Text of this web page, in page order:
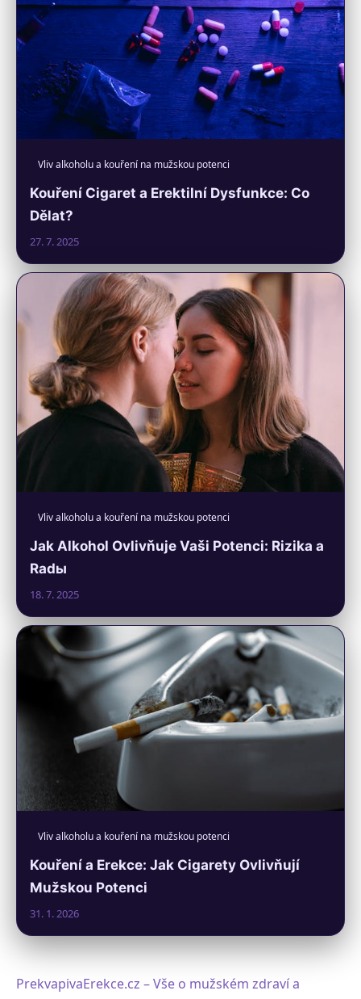
Vliv alkoholu a kouření na mužskou potenci
Kouření Cigaret a Erektilní Dysfunkce: Co
Dělat?
27. 7. 2025
Vliv alkoholu a kouření na mužskou potenci
Jak Alkohol Ovlivňuje Vaši Potenci: Rizika a
Radы
18. 7. 2025
Vliv alkoholu a kouření na mužskou potenci
Kouření a Erekce: Jak Cigarety Ovlivňují
Mužskou Potenci
31. 1. 2026
PrekvapivaErekce.cz – Vše o mužském zdraví a